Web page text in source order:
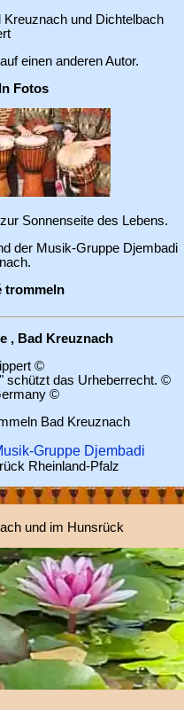
und Dichtelbach
einen anderen Autor.
Fotos
Sonnenseite des Lebens.
der Musik-Gruppe Djembadi
trommeln
, Bad Kreuznach
©
schützt das Urheberrecht. ©
©
Bad Kreuznach
Gruppe Djembadi
Rheinland-Pfalz
und im Hunsrück